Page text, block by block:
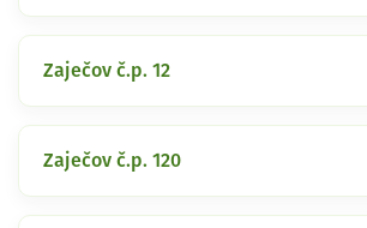
Zaječov č.p. 12
Zaječov č.p. 120